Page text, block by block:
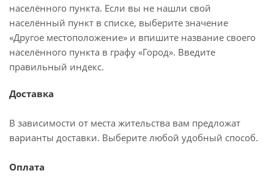
населённого пункта. Если вы не нашли свой
населённый пункт в списке, выберите значение
«Другое местоположение» и впишите название своего
населённого пункта в графу «Город». Введите
правильный индекс.
Доставка
В зависимости от места жительства вам предложат
варианты доставки. Выберите любой удобный способ.
Оплата